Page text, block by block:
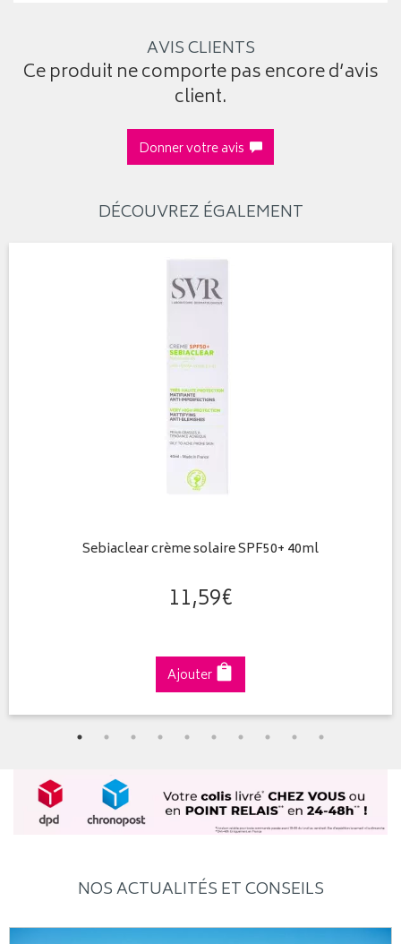
AVIS CLIENTS
Ce produit ne comporte pas encore d’avis
client.
Donner votre avis
DÉCOUVREZ ÉGALEMENT
Sebiaclear crème solaire SPF50+ 40ml
11,59€
Ajouter
NOS ACTUALITÉS ET CONSEILS